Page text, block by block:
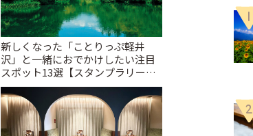
新しくなった「ことりっぷ軽井
沢」と一緒におでかけしたい注目
スポット13選【スタンプラリー開
催中】 | ことりっぷ
1
2